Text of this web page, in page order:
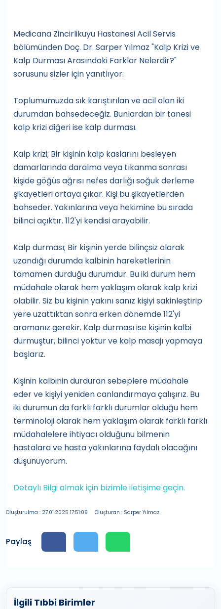
Medicana Zincirlikuyu Hastanesi Acil Servis
bölümünden Doç. Dr. Sarper Yılmaz "Kalp Krizi ve
Kalp Durması Arasındaki Farklar Nelerdir?"
sorusunu sizler için yanıtlıyor:
Toplumumuzda sık karıştırılan ve acil olan iki
durumdan bahsedeceğiz. Bunlardan bir tanesi
kalp krizi diğeri ise kalp durması.
Kalp krizi; Bir kişinin kalp kaslarını besleyen
damarlarında daralma veya tıkanma sonrası
kişide göğüs ağrısı nefes darlığı soğuk derleme
şikayetleri ortaya çıkar. Kişi bu şikayetlerden
bahseder. Yakınlarına veya hekimine bu sırada
bilinci açıktır. 112'yi kendisi arayabilir.
Kalp durması; Bir kişinin yerde bilinçsiz olarak
uzandığı durumda kalbinin hareketlerinin
tamamen durduğu durumdur. Bu iki durum hem
müdahale olarak hem yaklaşım olarak kalp krizi
olabilir. Siz bu kişinin yakını sanız kişiyi sakinleştirip
yere uzattıktan sonra erken dönemde 112'yi
aramanız gerekir. Kalp durması ise kişinin kalbi
durmuştur, bilinci yoktur ve kalp masajı yapmaya
başlarız.
Kişinin kalbinin durduran sebeplere müdahale
eder ve kişiyi yeniden canlandırmaya çalışırız. Bu
iki durumun da farklı farklı durumlar olduğu hem
terminoloji olarak hem yaklaşım olarak farklı farklı
müdahalelere ihtiyacı olduğunu bilmenin
hastalara ve hasta yakınlarına faydalı olacağını
düşünüyorum.
Detaylı Bilgi almak için bizimle iletişime geçin.
Oluşturulma : 27.01.2025 17:51:09 Oluşturan : Sarper Yılmaz
Paylaş
İlgili Tıbbi Birimler